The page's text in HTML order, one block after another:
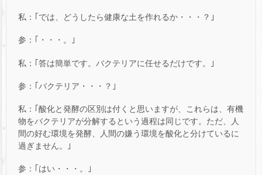
私：｢では、どうしたら健康な土を作れるか・・・？｣
参：｢・・・。｣
私：｢答は簡単です。バクテリアに任せるだけです。｣
参：｢バクテリア・・・？｣
私：｢酸化と発酵の区別は付くと思いますが、これらは、有機
物をバクテリアが分解するという過程は同じです。ただ、人
間の好む環境を発酵、人間の嫌う環境を酸化と分けているに
過ぎません。｣
参：｢はい・・・。｣